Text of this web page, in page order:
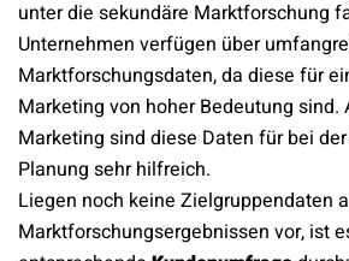
unter die sekundäre Marktforschung
Unternehmen verfügen über
Marktforschungsdaten, da diese für
Marketing von hoher Bedeutung sind.
Marketing sind diese Daten für bei
Planung sehr hilfreich.
Liegen noch keine Zielgruppendaten
Marktforschungsergebnissen vor, ist